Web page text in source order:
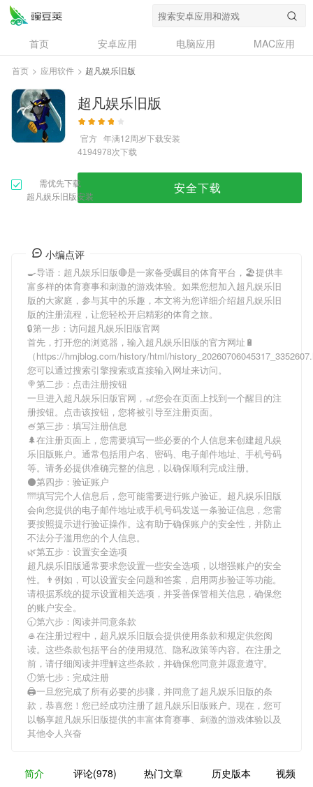
首页 安卓应用 电脑应用
MAC应用
资讯
专题
问答
首页 > 应用软件 > 超凡娱乐旧版
超凡娱乐旧版
官方 年满12周岁下载安装
4194978次下载
需优先下载
超凡娱乐旧版安装
安全下载
小编点评
🍳导语： 超凡娱乐旧版🔴是一家备受瞩目的体育平台，🏖提供丰
富多样的体育赛事和刺激的游戏体验。如果您想加入超凡娱乐旧
版的大家庭，参与其中的乐趣，本文将为您详细介绍超凡娱乐旧
版的注册流程，让您轻松开启精彩的体育之旅。
🔒第一步：访问超凡娱乐旧版官网
首先，打开您的浏览器，输入超凡娱乐旧版的官方网址🔋
（https://hmjblog.com/history/html/
您可以通过搜索引擎搜索或直接输入网址来访问。
🍭第二步：点击注册按钮
一旦进入超凡娱乐旧版官网，🎢您会在页面上找到一个醒目的注
册按钮。点击该按钮，您将被引导至注册页面。
🍧第三步：填写注册信息
🌲在注册页面上，您需要填写一些必要的个人信息来创建超凡娱
乐旧版账户。通常包括用户名、密码、电子邮件地址、手机号码
等。请务必提供准确完整的信息，以确保顺利完成注册。
⚫第四步：验证账户
🌁填写完个人信息后，您可能需要进行账户验证。 超凡娱乐旧版
会向您提供的电子邮件地址或手机号码发送一条验证信息，您需
要按照提示进行验证操作。这有助于确保账户的安全性，并防止
不法分子滥用您的个人信息。
🌿第五步：设置安全选项
超凡娱乐旧版通常要求您设置一些安全选项，以增强账户的安全
性。👨例如，可以设置安全问题和答案，启用两步验证等功能。
请根据系统的提示设置相关选项，并妥善保管相关信息，确保您
的账户安全。
🕤第六步：阅读并同意条款
🥌在注册过程中， 超凡娱乐旧版会提供使用条款和规定供您阅
读。这些条款包括平台的使用规范、隐私政策等内容。在注册之
前，请仔细阅读并理解这些条款，并确保您同意并愿意遵守。
🕖第七步：完成注册
🖨一旦您完成了所有必要的步骤，并同意了超凡娱乐旧版的条
款，恭喜您！您已经成功注册了超凡娱乐旧版账户。现在，您可
以畅享超凡娱乐旧版提供的丰富体育赛事、刺激的游戏体验以及
其他令人兴奋
简介 评论(978) 热门文章 历史版本 视频